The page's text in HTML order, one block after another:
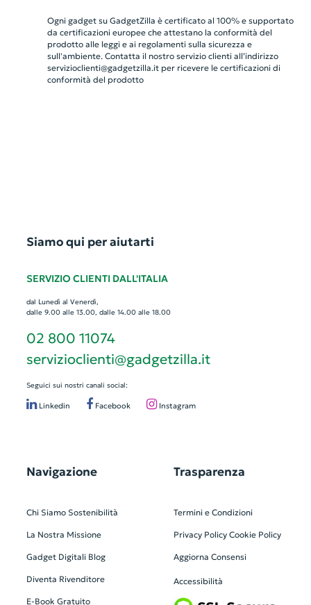
Ogni gadget su GadgetZilla è certificato al 100% e supportato
da certificazioni europee che attestano la conformità del
prodotto alle leggi e ai regolamenti sulla sicurezza e
sull'ambiente. Contatta il nostro servizio clienti all’indirizzo
servizioclienti@gadgetzilla.itper ricevere le certificazioni di
conformità del prodotto
Siamo qui per aiutarti
SERVIZIO CLIENTI DALL'ITALIA
dal Lunedì al Venerdì,
dalle 9.00 alle 13.00, dalle 14.00 alle 18.00
02 800 11074
servizioclienti@gadgetzilla.it
Seguici sui nostri canali social:
Linkedin Facebook Instagram
Navigazione
Chi Siamo Sostenibilità
La Nostra Missione
Gadget Digitali Blog
Diventa Rivenditore
E-Book Gratuito
Trasparenza
Termini e Condizioni
Privacy Policy Cookie Policy
Aggiorna Consensi
Accessibilità